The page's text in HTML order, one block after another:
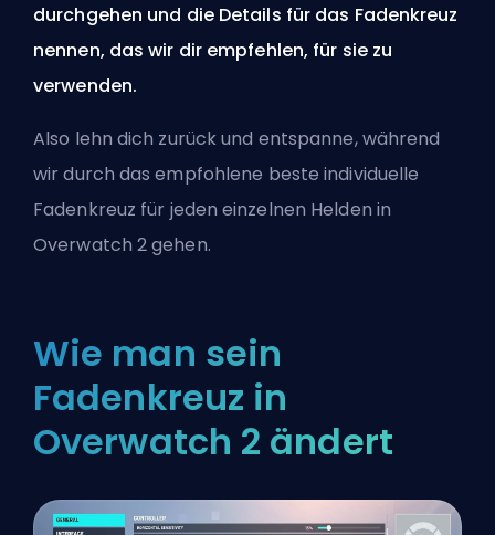
durchgehen und die Details für das Fadenkreuz
nennen, das wir dir empfehlen, für sie zu
verwenden.
Also lehn dich zurück und entspanne, während
wir durch das empfohlene beste individuelle
Fadenkreuz für jeden einzelnen Helden in
Overwatch 2 gehen.
Wie man sein
Fadenkreuz in
Overwatch 2 ändert